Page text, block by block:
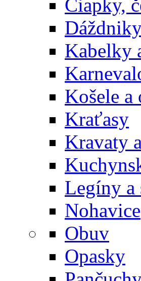
Čiapky,
Kabelky
Košele a
Kraťasy
Kravaty
Legíny a
Nohavice
Obuv
Opasky